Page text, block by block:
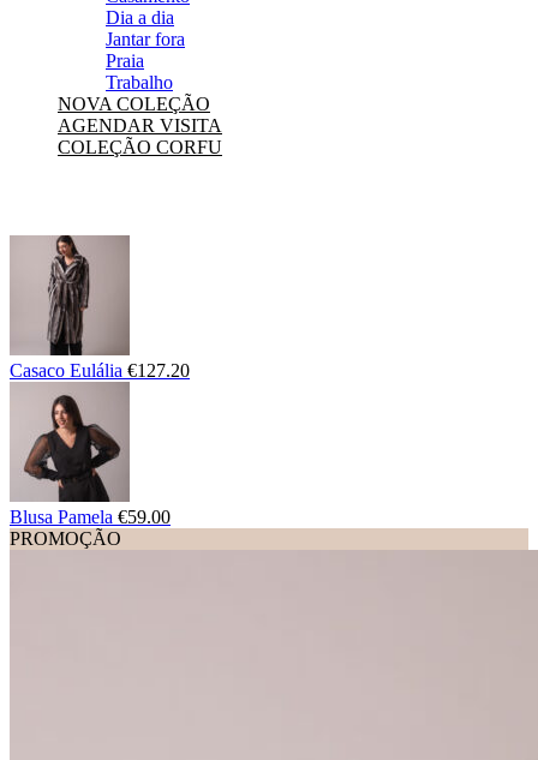
Dia a dia
Jantar fora
Praia
Trabalho
NOVA COLEÇÃO
AGENDAR VISITA
COLEÇÃO CORFU
Casaco Eulália €127.20
Blusa Pamela €59.00
PROMOÇÃO